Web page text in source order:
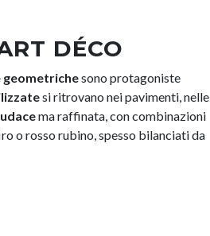
DÉCO
sono protagoniste
si ritrovano nei pavimenti, nelle
ma raffinata, con combinazioni
o rosso rubino, spesso bilanciati da